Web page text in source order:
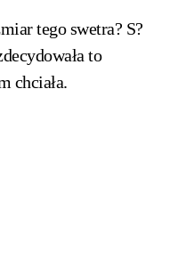
tego swetra? S?
to
chciała.